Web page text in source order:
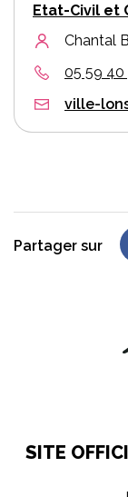
Etat-Civil et
Chantal
05 59 40
ville-
Partager sur
SITE